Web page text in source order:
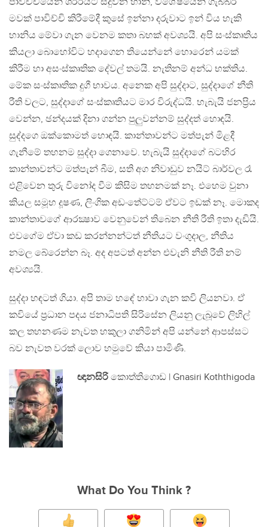
මවක් පාවිච්චි කිරීමේදී කුසේ ඉන්නා දරුවාට ඉන් විය​ හැකි
හානිය මේවා ගැන වෙනම කතා බහක් අවශ්‍යයි. අපි සංස්කෘතිය
කියලා බොහෝවිට හදාගෙන තියෙන්නේ හොරෙන් යමක්
කිරීම හා අසංස්කෘතික දේවල් තමයි. නැතිනම් අන්ධ භක්තිය​.
මේක සංස්කෘතික දුගී භාවය​. අනෙක අපි සුද්දාට, සුද්දාගේ නීති
රීති වලට, සුද්දාගේ සංස්කෘතියට මාර විරුද්ධයි. හැබැයි ජනප්‍රිය
වෙන්න​, ඡන්දයක් දිනා ගන්න පුලුවන්නම් සුද්දත් හොඳයි.
සුද්දගෙ ඔක්කොමත් හොඳයි. කාන්තාවන්ට මත්පැන් මිළදී
ගැනීමේ තහනම සුද්දා ගෙනාවෙ. හැබැයි සුද්දාගේ බටහිර
කාන්තාවන්ට මත්පැන් බීම​, සති අග නිවාඩුව නයිට් බාර්වල රෑ
එළිවෙන තුරු විනෝද වීම කිසිම තහනමක් නෑ. එහෙම වුනා
කියල සමූහ දූෂණ​, ලිංගික අඩංතේට්ටම් ඒවට ඉඩක් නෑ. මොකද
කාන්තාවගේ ආරක්‍ෂාව වෙනුවෙන් තිබෙන නීති රීති ඉතා දැඩියි.
එවගේම ඒවා කඩ කරන්නන්ටත් නීතියට වංගුදාල, නීතිය
නමල බේරෙන්න බෑ. අද අපටත් අන්න එවැනි නීති රීති නම්
අවශ්‍යයි.
සුද්දා හඳටත් ගියා. අපි තාම හඳේ හාවා ගැන කවි ලියනවා. ඒ
කවියේ ප්‍රධාන පදය ජනාධිපති සිරිසේන ලියනු ලැබූවේ ලිහිල්
කල තහනණම නැවත හකුලා ගනිමින් අපි යන්නේ ආපස්සට
බව නැවත වරක් ලොව හමුවේ කියා පාමිණි.
ඥානසිරි කොත්තිගොඩ​ | Gnasiri Koththigoda
What Do You Think ?